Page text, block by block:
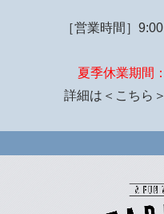
［営業時間］
夏季休業期間
詳細は ＜こちら＞